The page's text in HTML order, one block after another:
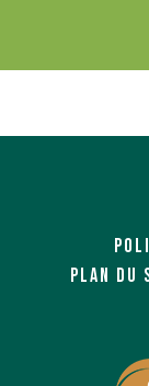
PLAN DU